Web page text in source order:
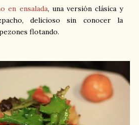
en ensalada, una versión clásica y
delicioso sin conocer la
flotando.